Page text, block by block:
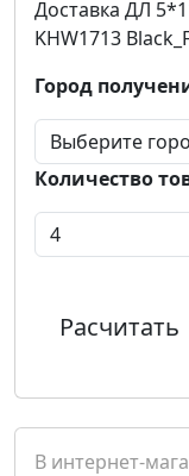
Доставка ДЛ
KHW1713
Город
Количество
Расчитать
В интернет-